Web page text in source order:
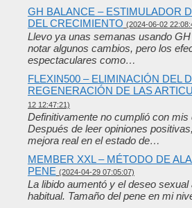
GH BALANCE – ESTIMULADOR
DEL CRECIMIENTO (2024-06-02
Llevo ya unas semanas usando
notar algunos cambios, pero los
espectaculares como…
FLEXIN500 – ELIMINACIÓN DEL
REGENERACIÓN DE LAS
12 12:47:21)
Definitivamente no cumplió con mis
Después de leer opiniones
mejora real en el estado de…
MEMBER XXL – MÉTODO DE
PENE (2024-04-29 07:05:07)
La libido aumentó y el deseo
habitual. Tamaño del pene en mi